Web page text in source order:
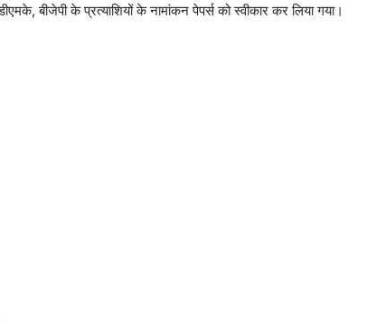
बीजेपी के प्रत्याशियों के नामांकन पेपर्स को स्वीकार कर लिया गया।